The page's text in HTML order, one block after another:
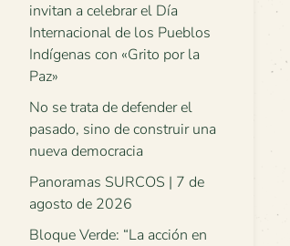
invitan a celebrar el Día
Internacional de los Pueblos
Indígenas con «Grito por la
Paz»
No se trata de defender el
pasado, sino de construir una
nueva democracia
Panoramas SURCOS | 7 de
agosto de 2026
Bloque Verde: “La acción en